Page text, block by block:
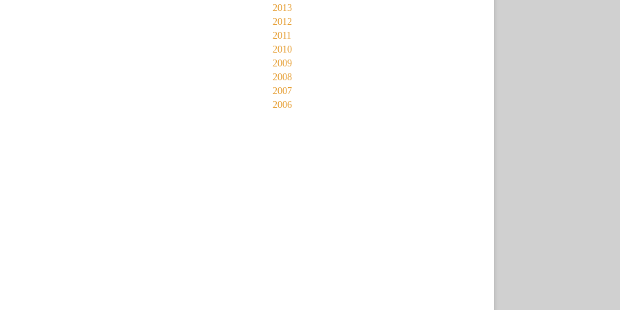
2013
2012
2011
2010
2009
2008
2007
2006